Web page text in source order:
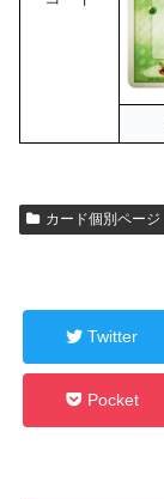
カード個別ページ
Twitter
Pocket